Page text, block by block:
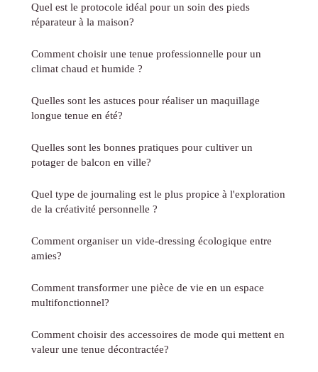
Quel est le protocole idéal pour un soin des pieds
réparateur à la maison?
Comment choisir une tenue professionnelle pour un
climat chaud et humide ?
Quelles sont les astuces pour réaliser un maquillage
longue tenue en été?
Quelles sont les bonnes pratiques pour cultiver un
potager de balcon en ville?
Quel type de journaling est le plus propice à l'exploration
de la créativité personnelle ?
Comment organiser un vide-dressing écologique entre
amies?
Comment transformer une pièce de vie en un espace
multifonctionnel?
Comment choisir des accessoires de mode qui mettent en
valeur une tenue décontractée?